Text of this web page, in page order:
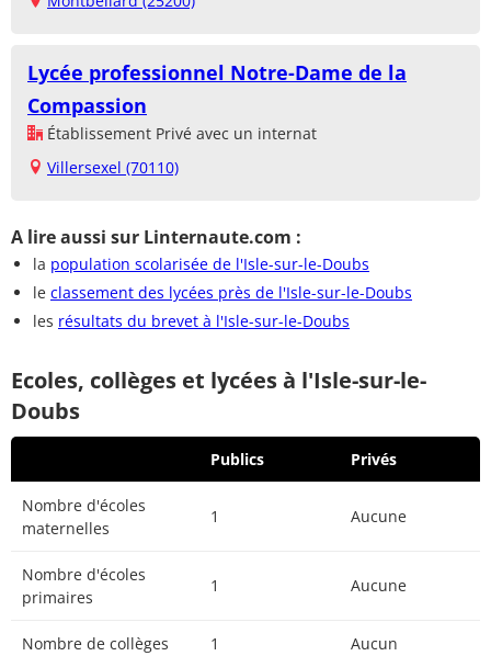
Lycée professionnel Notre-Dame de la
Compassion
Établissement Privé avec un internat
Villersexel (70110)
A lire aussi sur Linternaute.com :
la population scolarisée de l'Isle-sur-le-Doubs
le classement des lycées près de l'Isle-sur-le-Doubs
les résultats du brevet à l'Isle-sur-le-Doubs
Ecoles, collèges et lycées à l'Isle-sur-le-
Doubs
Publics Privés
Nombre d'écoles
maternelles
1 Aucune
Nombre d'écoles
primaires
1 Aucune
Nombre de collèges 1 Aucun